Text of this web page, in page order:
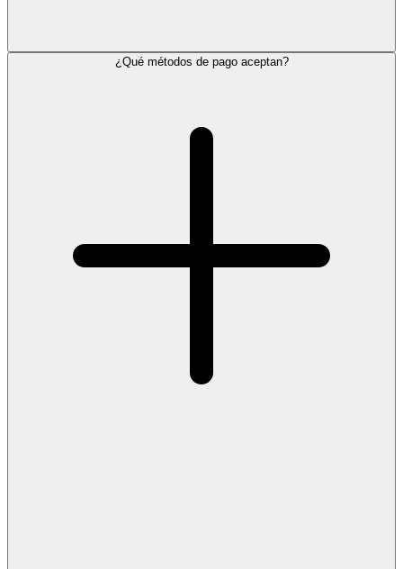
¿Qué métodos de pago aceptan?